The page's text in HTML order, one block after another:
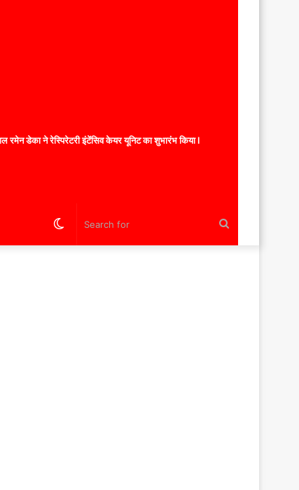
रमेन डेका ने रेस्पिरेटरी इंटेंसिव केयर यूनिट का शुभारंभ किया l
Switch